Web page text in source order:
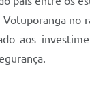
Votuporanga no
aos